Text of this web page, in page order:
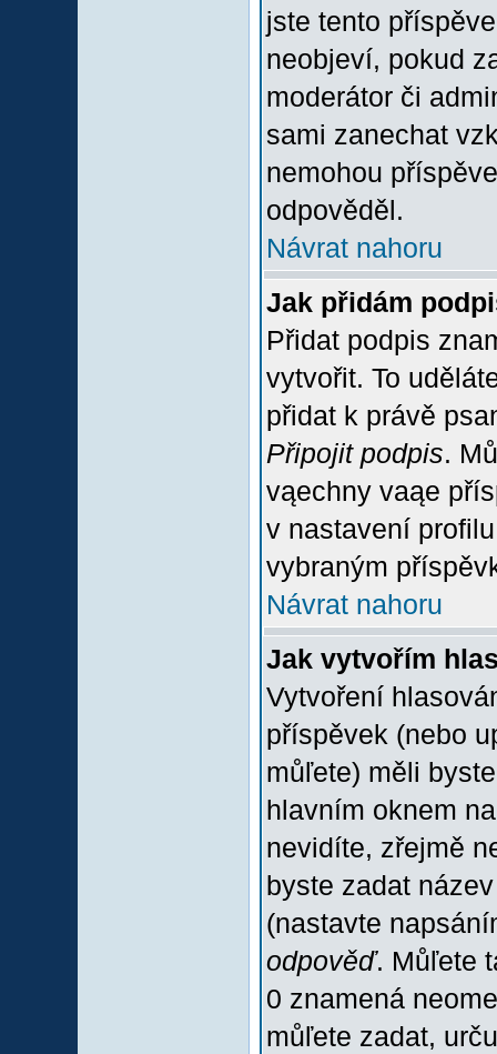
jste tento
neobjeví, pokud
moderátor či
sami zanechat
nemohou
odpověděl.
Návrat nahoru
Jak přidám
Přidat podpis
vytvořit. To
přidat k právě
Připojit podpis.
vąechny vaąe
v nastavení
vybraným
Návrat nahoru
Jak vytvořím
Vytvoření
příspěvek (nebo
můľete) měli
hlavním oknem
nevidíte, zřejmě
byste zadat
(nastavte
odpověď. Můľete
0 znamená
můľete zadat,